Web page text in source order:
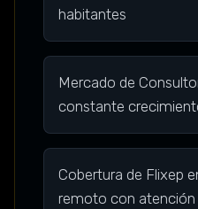
habitantes
Mercado de
constante
Cobertura de Flixep
remoto con atención